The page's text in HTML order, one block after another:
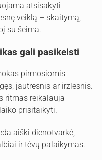
atsisakyti
veiklą – skaitymą,
su šeima.
gali pasikeisti
pirmosiomis
jautresnis ar irzlesnis.
ritmas reikalauja
prisitaikyti.
aiški dienotvarkė,
ir tėvų palaikymas.